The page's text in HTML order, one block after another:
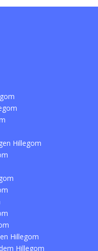
Hillegom
Hillegom
Hillegom